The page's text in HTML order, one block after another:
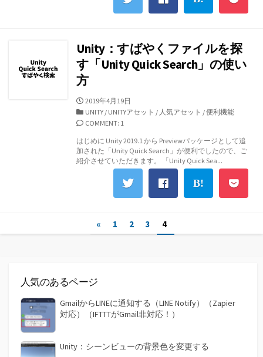
Unity：すばやくファイルを探
す「Unity Quick Search」の使い
方
公
開
日
2019年4月19日
カ
テ
リ
ー
UNITY / UNITYアセット / 人気アセット /便利機能
COMMENT: 1
はじめに Unity 2019.1 から Previewパッケージとして追
加された「Unity Quick Search」が便利でしたので、ご
紹介させていただきます。 「Unity Quick Sea...
« 1 2 3 4
人気のあるページ
GmailからLINEに通知する（LINE Notify）（Zapier
対応）（IFTTTがGmail非対応！）
Unity：シーンビューの背景色を変更する